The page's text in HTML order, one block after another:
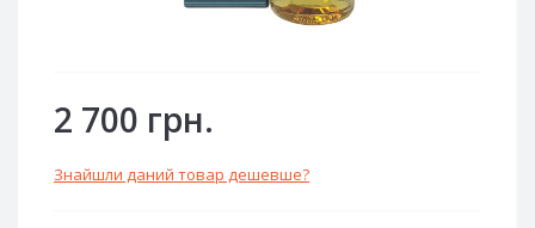
2 700 грн.
Знайшли даний товар дешевше?